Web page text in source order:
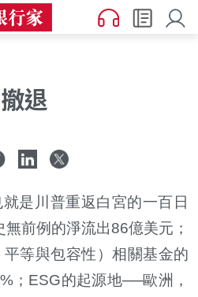
退
是川普重返白宮的一百日
前例的淨流出86億美元；
等與包容性）相關基金的
；ESG的起源地──歐洲，